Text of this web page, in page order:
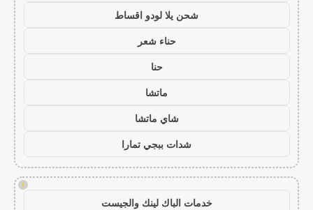
شحن يلا لودو اقساط
حناء شعر
حنا
ماتشا
شاي ماتشا
شدات ببجي تمارا
!
خدمات الباك لينك والجيست